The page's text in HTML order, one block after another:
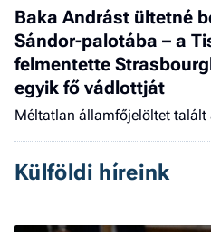
Baka Andrást ültetné
Sándor-palotába – a
felmentette
egyik fő vádlottját
Méltatlan államfőjelöltet talált
Külföldi híreink